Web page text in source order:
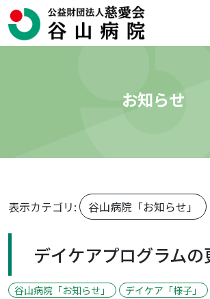
お知らせ
表示カテゴリ: 谷山病院「お知らせ」
デイケアプログラムの
谷山病院「お知らせ」 デイケア「様子」